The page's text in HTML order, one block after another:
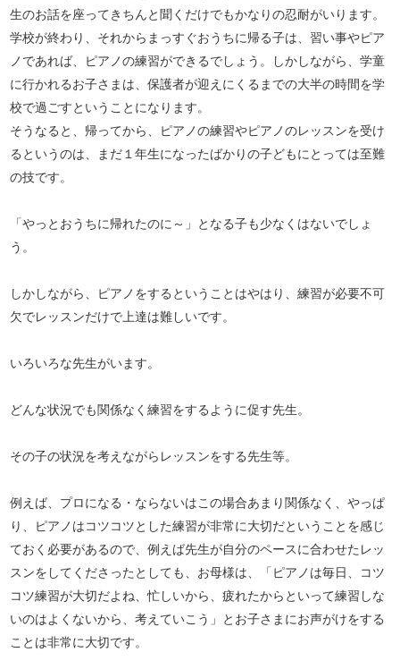
生のお話を座ってきちんと聞くだけでもかなりの忍耐がいります。
学校が終わり、それからまっすぐおうちに帰る子は、習い事やピア
ノであれば、ピアノの練習ができるでしょう。しかしながら、学童
に行かれるお子さまは、保護者が迎えにくるまでの大半の時間を学
校で過ごすということになります。
そうなると、帰ってから、ピアノの練習やピアノのレッスンを受け
るというのは、まだ１年生になったばかりの子どもにとっては至難
の技です。
「やっとおうちに帰れたのに～」となる子も少なくはないでしょ
う。
しかしながら、ピアノをするということはやはり、練習が必要不可
欠でレッスンだけで上達は難しいです。
いろいろな先生がいます。
どんな状況でも関係なく練習をするように促す先生。
その子の状況を考えながらレッスンをする先生等。
例えば、プロになる・ならないはこの場合あまり関係なく、やっぱ
り、ピアノはコツコツとした練習が非常に大切だということを感じ
ておく必要があるので、例えば先生が自分のペースに合わせたレッ
スンをしてくださったとしても、お母様は、「ピアノは毎日、コツ
コツ練習が大切だよね、忙しいから、疲れたからといって練習しな
いのはよくないから、考えていこう」とお子さまにお声がけをする
ことは非常に大切です。